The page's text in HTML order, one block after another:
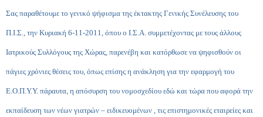
Σας παραθέτουμε το γενικό ψήφισμα της έκτακτης Γενικής Συνέλευσης του
Π.Ι.Σ., την Κυριακή 6-11-2011, όπου ο Ι.Σ.Α. συμμετέχοντας με τους άλλους
Ιατρικούς Συλλόγους της Χώρας, παρενέβη και κατόρθωσε να ψηφισθούν οι
πάγιες χρόνιες θέσεις του, όπως επίσης η ανάκληση για την εφαρμογή του
Ε.Ο.Π.Υ.Υ. πάραυτα, η απόσυρση του νομοσχεδίου εδώ και τώρα που αφορά την
εκπαίδευση των νέων γιατρών – ειδικευομένων , τις επιστημονικές εταιρείες και